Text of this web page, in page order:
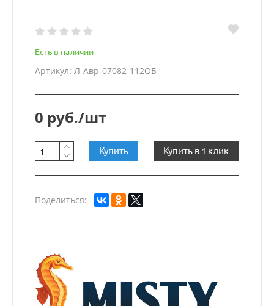
Есть в наличии
Артикул: Л-Авр-07082-112ОБ
0 руб./шт
Купить Купить в 1 клик
Поделиться: